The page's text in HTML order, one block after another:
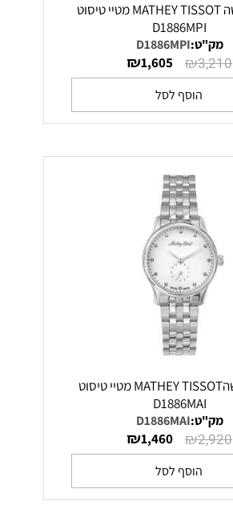
שעון לאישה MATHEY TISSOT מטיי טיסוט
D1886MPI
מק"ט:D1886MPI
₪3,210
₪1,605
הוסף לסל
שעון לאישהMATHEY TISSOT מטיי טיסוט
D1886MAI
מק"ט:D1886MAI
₪2,920
₪1,460
הוסף לסל